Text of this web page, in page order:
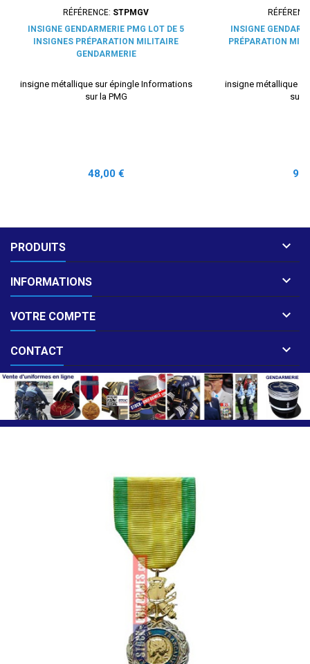
RÉFÉRENCE: STPMGV
INSIGNE GENDARMERIE PMG LOT DE 5
INSIGNES PRÉPARATION MILITAIRE
GENDARMERIE
insigne métallique sur épingle Informations
sur la PMG
Prix
48,00 €
INSIGNE
PRÉPARATION
insigne métallique
sur
Prix
PRODUITS 
INFORMATIONS 
VOTRE COMPTE 
CONTACT 